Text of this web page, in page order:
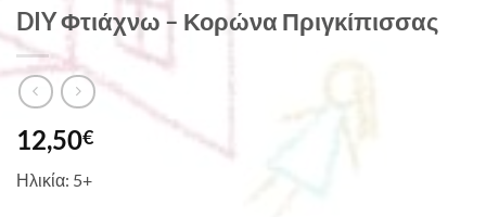
DIY Φτιάχνω – Κορώνα Πριγκίπισσας
12,50€
Ηλικία: 5+